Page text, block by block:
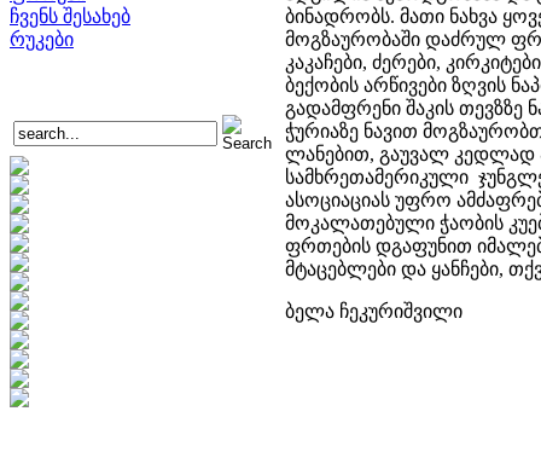
ჩვენს შესახებ
რუკები
ბინადრობს. მათი ნახვა
მოგზაურობაში დაძრულ
კაკაჩები, ძერები,
ბექობის არწივები ზღვის
გადამფრენი შაკის თევზზე
ჭურიაზე ნავით
ლანებით, გაუვალ კედლად
სამხრეთამერიკული
ასოციაციას უფრო
მოკალათებული ჭაობის
ფრთების დგაფუნით
მტაცებლები და ყანჩები,
ბელა ჩეკურიშვილი